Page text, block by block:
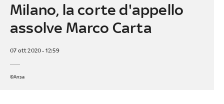
Milano, la corte d'appello
assolve Marco Carta
07 ott 2020 - 12:59
©Ansa